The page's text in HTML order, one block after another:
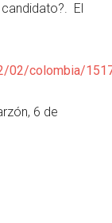
candidato?. El
colombia/
6 de